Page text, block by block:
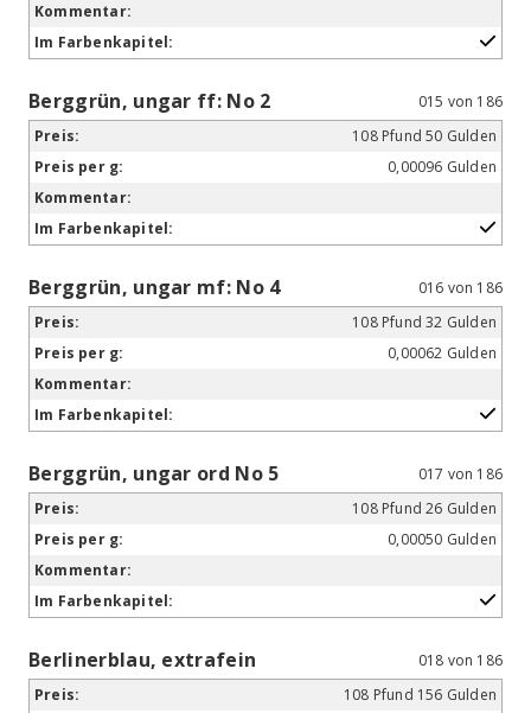
Berggrün, ungar ff: No 2
015 von 186
108 Pfund 50 Gulden
0,00096 Gulden
Berggrün, ungar mf: No 4
016 von 186
108 Pfund 32 Gulden
0,00062 Gulden
Berggrün, ungar ord No 5
017 von 186
108 Pfund 26 Gulden
0,00050 Gulden
Berlinerblau, extrafein
018 von 186
108 Pfund 156 Gulden